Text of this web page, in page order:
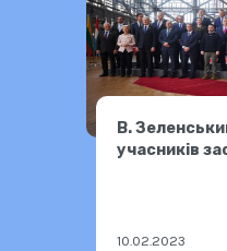
В.
учасників
10.02.2023